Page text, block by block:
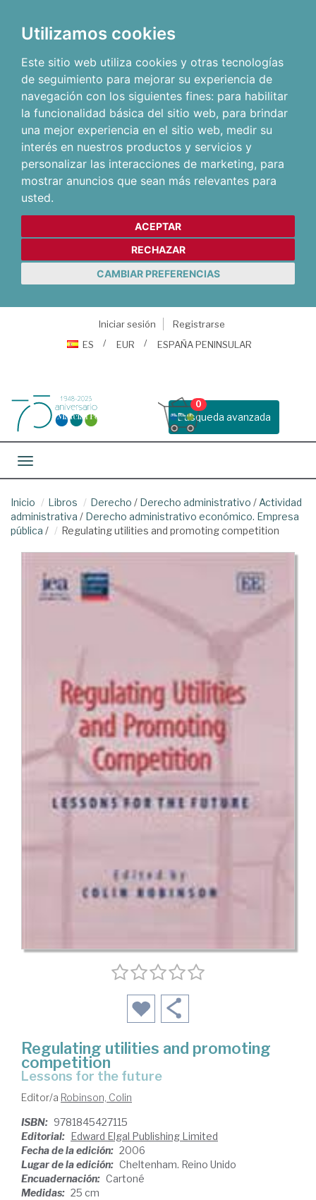
Utilizamos cookies
Este sitio web utiliza cookies y otras tecnologías
de seguimiento para mejorar su experiencia de
navegación con los siguientes fines: para habilitar
la funcionalidad básica del sitio web, para brindar
una mejor experiencia en el sitio web, medir su
interés en nuestros productos y servicios y
personalizar las interacciones de marketing, para
mostrar anuncios que sean más relevantes para
usted.
ACEPTAR
RECHAZAR
CAMBIAR PREFERENCIAS
Iniciar sesión
Registrarse
ES
EUR ESPAÑA PENINSULAR
Busqueda avanzada
0
Toggle navigation
Inicio Libros Derecho / Derecho administrativo / Actividad
administrativa / Derecho administrativo económico. Empresa
pública / Regulating utilities and promoting competition
Regulating utilities and promoting
competition
lessons for the future
Editor/a Robinson, Colin
ISBN: 9781845427115
Editorial:
Edward Elgal Publishing Limited
Fecha de la edición: 2006
Lugar de la edición: Cheltenham. Reino Unido
Encuadernación: Cartoné
Medidas: 25 cm